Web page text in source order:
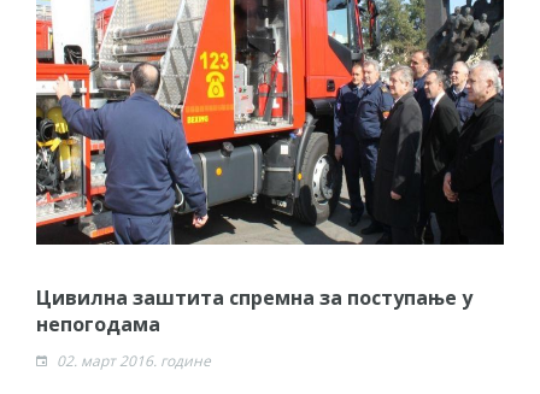
Цивилна заштита спремна за поступање у
непогодама
02. март 2016. године